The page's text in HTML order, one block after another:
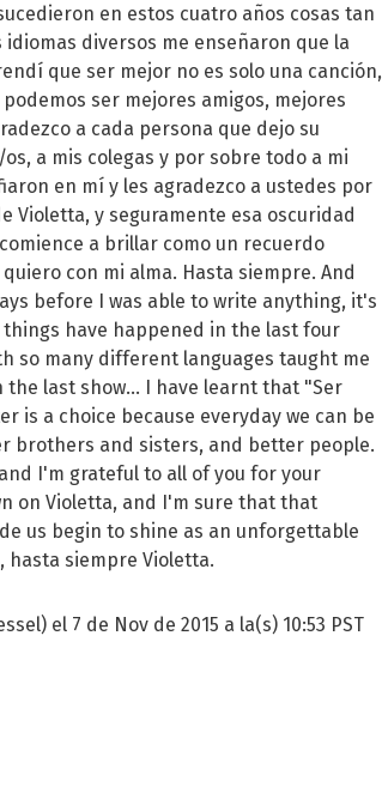
en estos cuatro años cosas tan
diversos me enseñaron que la
que ser mejor no es solo una canción,
ser mejores amigos, mejores
a cada persona que dejo su
a mis colegas y por sobre todo a mi
en mí y les agradezco a ustedes por
Violetta, y seguramente esa oscuridad
a brillar como un recuerdo
con mi alma. Hasta siempre. And
before I was able to write anything, it's
have happened in the last four
so many different languages taught me
last show... I have learnt that "Ser
is a choice because everyday we can be
brothers and sisters, and better people.
I'm grateful to all of you for your
on Violetta, and I'm sure that that
us begin to shine as an unforgettable
hasta siempre Violetta.
el 7 de Nov de 2015 a la(s) 10:53 PST